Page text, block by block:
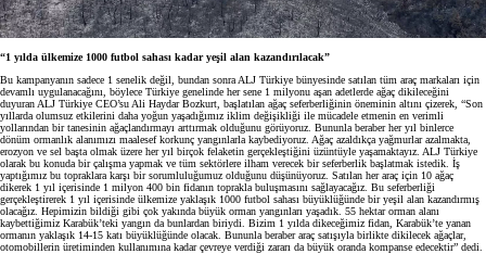
“1 yılda ülkemize 1000 futbol sahası kadar yeşil alan kazandırılacak”
Bu kampanyanın sadece 1 senelik değil, bundan sonra ALJ Türkiye bünyesinde satılan tüm araç markaları için
devamlı uygulanacağını, böylece Türkiye genelinde her sene 1 milyonu aşan adetlerde ağaç dikileceğini
duyuran ALJ Türkiye CEO’su Ali Haydar Bozkurt, başlatılan ağaç seferberliğinin öneminin altını çizerek, “Son
yıllarda olumsuz etkilerini daha yoğun yaşadığımız iklim değişikliği ile mücadele etmenin en verimli
yollarından bir tanesinin ağaçlandırmayı arttırmak olduğunu görüyoruz. Bununla beraber her yıl binlerce
dönüm ormanlık alanımızı maalesef korkunç yangınlarla kaybediyoruz. Ağaç azaldıkça yağmurlar azalmakta,
erozyon ve sel başta olmak üzere her yıl birçok felaketin gerçekleştiğini üzüntüyle yaşamaktayız. ALJ Türkiye
olarak bu konuda bir çalışma yapmak ve tüm sektörlere ilham verecek bir seferberlik başlatmak istedik. İş
yaptığımız bu topraklara karşı bir sorumluluğumuz olduğunu düşünüyoruz. Satılan her araç için 10 ağaç
dikerek 1 yıl içerisinde 1 milyon 400 bin fidanın toprakla buluşmasını sağlayacağız. Bu seferberliği
gerçekleştirerek 1 yıl içerisinde ülkemize yaklaşık 1000 futbol sahası büyüklüğünde bir yeşil alan kazandırmış
olacağız. Hepimizin bildiği gibi çok yakında büyük orman yangınları yaşadık. 55 hektar orman alanı
kaybettiğimiz Karabük’teki yangın da bunlardan biriydi. Bizim 1 yılda dikeceğimiz fidan, Karabük’te yanan
ormanın yaklaşık 14-15 katı büyüklüğünde olacak. Bununla beraber araç satışıyla birlikte dikilecek ağaçlar,
otomobillerin üretiminden kullanımına kadar çevreye verdiği zararı da büyük oranda kompanse edecektir” dedi.